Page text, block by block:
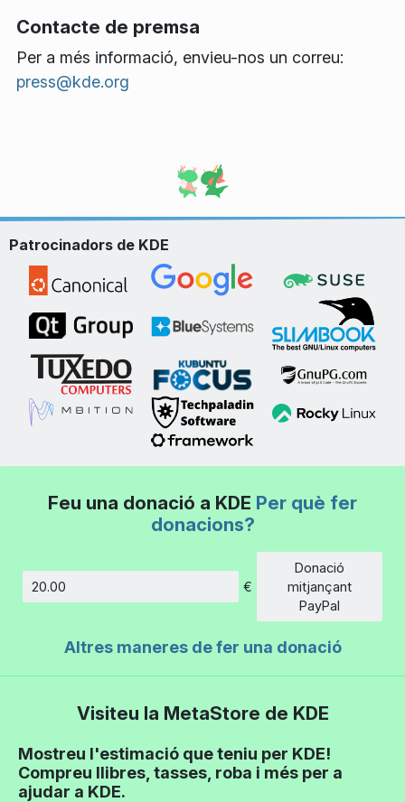
Contacte de premsa
Per a més informació, envieu-nos un correu:
press@kde.org
Patrocinadors de KDE
Feu una donació a KDE Per què fer
donacions?
€
Donació
mitjançant
PayPal
Altres maneres de fer una donació
Visiteu la MetaStore de KDE
Mostreu l'estimació que teniu per KDE!
Compreu llibres, tasses, roba i més per a
ajudar a KDE.